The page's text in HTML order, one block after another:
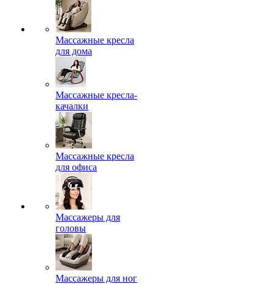
Массажные кресла
для дома
Массажные кресла-
качалки
Массажные кресла
для офиса
Массажеры для
головы
Массажеры для ног